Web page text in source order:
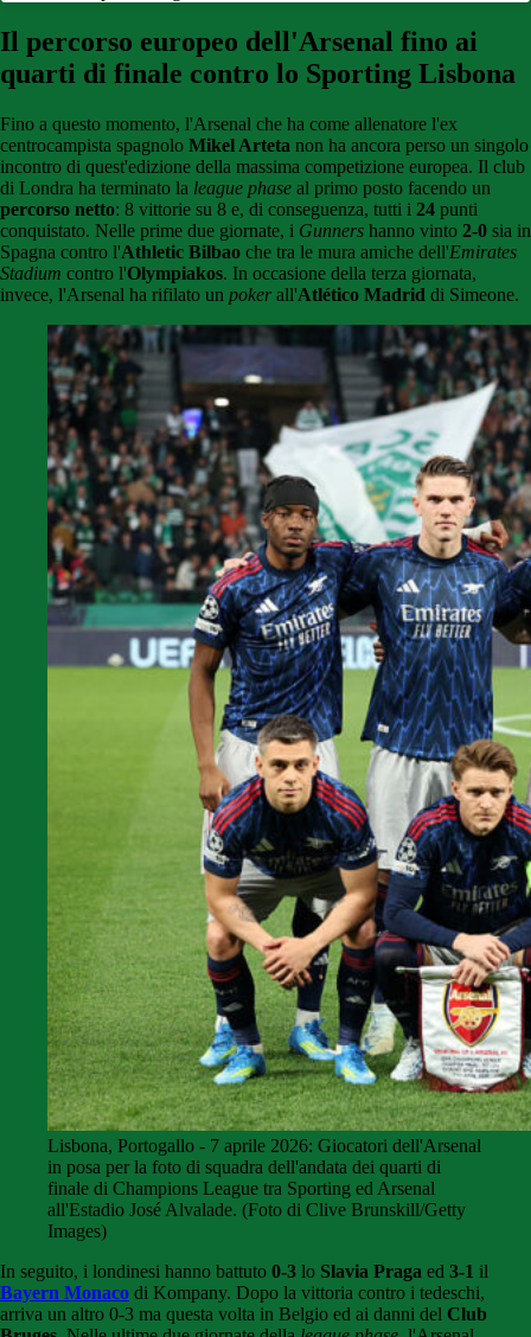
Il percorso europeo dell'Arsenal fino ai
quarti di finale contro lo Sporting Lisbona
Fino a questo momento, l'Arsenal che ha come allenatore l'ex
centrocampista spagnolo Mikel Arteta non ha ancora perso un singolo
incontro di quest'edizione della massima competizione europea. Il club
di Londra ha terminato la league phase al primo posto facendo un
percorso netto: 8 vittorie su 8 e, di conseguenza, tutti i 24 punti
conquistato. Nelle prime due giornate, i Gunners hanno vinto 2-0 sia in
Spagna contro l'Athletic Bilbao che tra le mura amiche dell'Emirates
Stadium contro l'Olympiakos. In occasione della terza giornata,
invece, l'Arsenal ha rifilato un poker all'Atlético Madrid di Simeone.
Lisbona, Portogallo - 7 aprile 2026: Giocatori dell'Arsenal
in posa per la foto di squadra dell'andata dei quarti di
finale di Champions League tra Sporting ed Arsenal
all'Estadio José Alvalade. (Foto di Clive Brunskill/Getty
Images)
In seguito, i londinesi hanno battuto 0-3 lo Slavia Praga ed 3-1 il
Bayern Monaco di Kompany. Dopo la vittoria contro i tedeschi,
arriva un altro 0-3 ma questa volta in Belgio ed ai danni del Club